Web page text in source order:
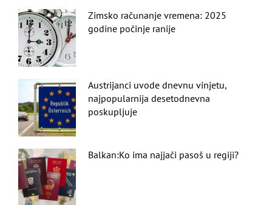
Zimsko računanje vremena: 2025
godine počinje ranije
Austrijanci uvode dnevnu vinjetu,
najpopularnija desetodnevna
poskupljuje
Balkan:Ko ima najjači pasoš u regiji?